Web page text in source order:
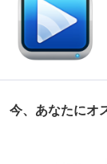
今、あなたにオ